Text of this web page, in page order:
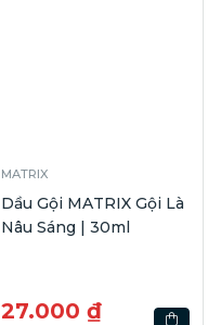
MATRIX
Dầu Gội MATRIX Gội Là
Nâu Sáng | 30ml
27.000 ₫